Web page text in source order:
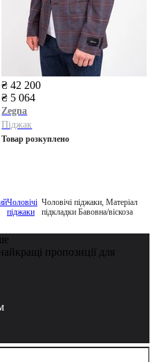
₴ 42 200
₴ 5 064
Zegna
Піджак
Товар розкуплено
Чоловічі
піджаки
Чоловічі піджаки, Матеріал
підкладки Бавовна/віскоза
пропозиції для